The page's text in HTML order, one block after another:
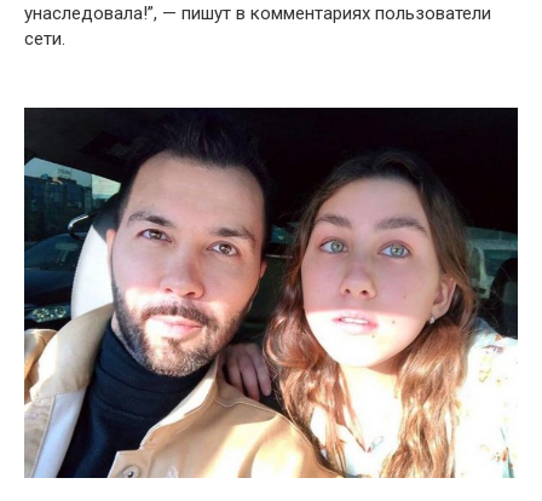
унаследовала!”, — пишут в комментариях пользователи
сети.